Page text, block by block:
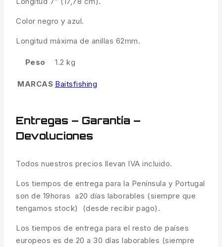
Color negro y azul.
Longitud máxima de anillas 62mm.
Peso 1.2 kg
MARCAS Baitsfishing
Entregas – Garantía –
Devoluciones
Todos nuestros precios llevan IVA incluido.
Los tiempos de entrega para la Península y Portugal
son de 19horas a20 días laborables (siempre que
tengamos stock) (desde recibir pago).
Los tiempos de entrega para el resto de países
europeos es de 20 a 30 días laborables (siempre